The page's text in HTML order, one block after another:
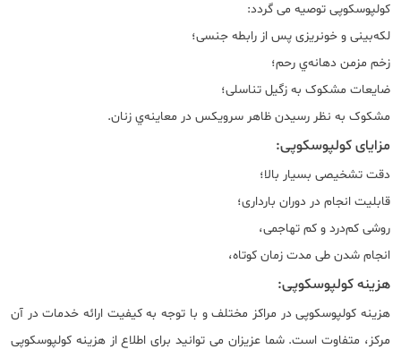
کولپوسکوپی توصیه می گردد:
لکه‌بینی و خونریزی پس از رابطه جنسی؛
زخم مزمن دهانه‌ي رحم؛
ضایعات مشکوک به زگیل تناسلی؛
مشکوک به نظر رسیدن ظاهر سرویکس در معاینه‌ي زنان.
مزایای کولپوسکوپی:
دقت تشخیصی بسیار بالا؛
قابلیت انجام در دوران بارداری؛
روشی کم‌درد و کم تهاجمی،‌
انجام شدن طی مدت زمان کوتاه،
هزینه کولپوسکوپی:
هزینه کولپوسکوپی در مراکز مختلف و با توجه به کیفیت ارائه خدمات در آن
مرکز، متفاوت است. شما عزیزان می توانید برای اطلاع از هزینه کولپوسکوپی